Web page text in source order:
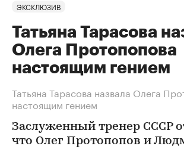
ЭКСКЛЮЗИВ
Татьяна Тарасова
Олега Протопопова
настоящим гением
Татьяна Тарасова назвала Олега
настоящим гением
Заслуженный тренер СССР
что Олег Протопопов и